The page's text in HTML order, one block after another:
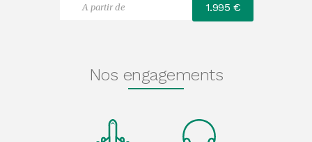
A partir de 1.995 €
Nos engagements